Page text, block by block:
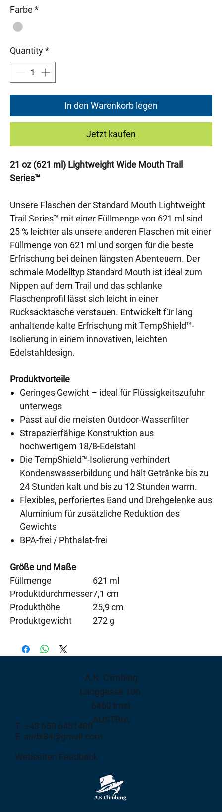
Farbe *
Quantity*
In den Warenkorb legen
Jetzt kaufen
21 oz (621 ml) Lightweight Wide Mouth Trail
Series™
Unsere Flaschen der Standard Mouth Lightweight
Trail Series™ mit einer Füllmenge von 621 ml sind
25 % leichter als unsere anderen Flaschen mit einer
Füllmenge von 621 ml und sorgen für die beste
Erfrischung bei deinen längsten Abenteuern. Der
schmale Modelltyp Standard Mouth ist ideal zum
Nippen auf dem Trail und das schlanke
Flaschenprofil lässt sich leicht in einer
Rucksacktasche verstauen. Entwickelt für lang
anhaltende kalte Erfrischung mit TempShield™-
Isolierung in einem innovativen, leichten
Edelstahldesign.
Produktvorteile
Geringes Gewicht – ideal für Flüssigkeitszufuhr
unterwegs
Passt auf die meisten Outdoor-Wasserfilter
Strapazierfähige Konstruktion aus
hochwertigem 18/8-Edelstahl
Die TempShield™-Isolierung verhindert
Kondenswasserbildung und hält Getränke bis zu
24 Stunden kalt und bis zu 12 Stunden warm.
Flexibles, perforiertes Band und Drehgelenke aus
Aluminium für zusätzliche Reduktion des
Gewichts
BPA-frei / Phthalat-frei
Größe und Maße
Füllmenge
621 ml
Produktdurchmesser7,1 cm
Produkthöhe
25,9 cm
Produktgewicht
272 g
A.K. Climbing
Langgasse 106
6460 Imst
AUSTRIA
T: +43 650 6451400
E: andx84@gmail.com
Webseiten Feedback